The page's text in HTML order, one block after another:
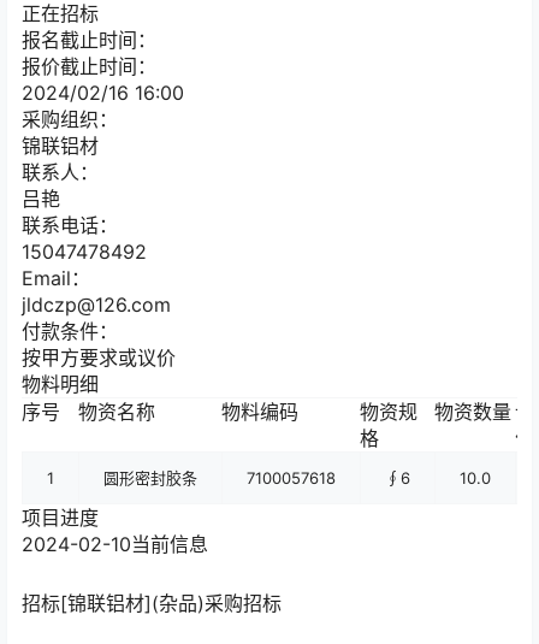
正在招标
报名截止时间：
报价截止时间：
2024/02/16 16:00
采购组织：
锦联铝材
联系人：
吕艳
联系电话：
15047478492
Email：
jldczp@126.com
付款条件：
按甲方要求或议价
物料明细
序号
物资名称 物料编码
物资规
格
物资数量 计
位
1 圆形密封胶条 7100057618 ∮6 10.0
项目进度
2024-02-10当前信息
招标[锦联铝材](杂品)采购招标